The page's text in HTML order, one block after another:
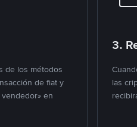
de los métodos
de fiat y
en
3.
las